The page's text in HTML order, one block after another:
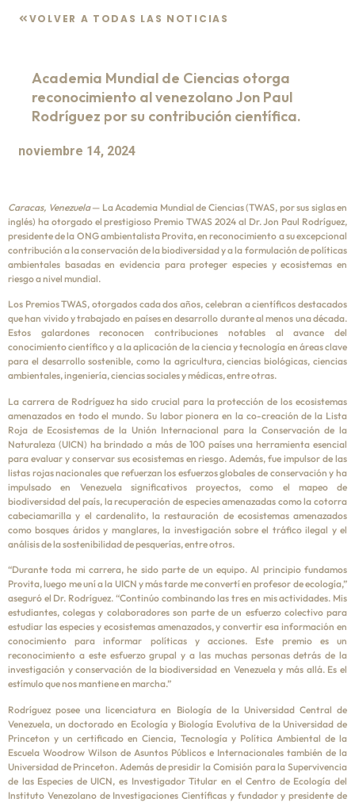
VOLVER A TODAS LAS NOTICIAS
Academia Mundial de Ciencias otorga
reconocimiento al venezolano Jon Paul
Rodríguez por su contribución científica.
noviembre 14, 2024
Caracas, Venezuela— La Academia Mundial de Ciencias (TWAS, por sus siglas en
inglés) ha otorgado el prestigioso Premio TWAS 2024 al Dr. Jon Paul Rodríguez,
presidente de la ONG ambientalista Provita, en reconocimiento a su excepcional
contribución a la conservación de la biodiversidad y a la formulación de políticas
ambientales basadas en evidencia para proteger especies y ecosistemas en
riesgo a nivel mundial.
Los Premios TWAS, otorgados cada dos años, celebran a científicos destacados
que han vivido y trabajado en países en desarrollo durante al menos una década.
Estos galardones reconocen contribuciones notables al avance del
conocimiento científico y a la aplicación de la ciencia y tecnología en áreas clave
para el desarrollo sostenible, como la agricultura, ciencias biológicas, ciencias
ambientales, ingeniería, ciencias sociales y médicas, entre otras.
La carrera de Rodríguez ha sido crucial para la protección de los ecosistemas
amenazados en todo el mundo. Su labor pionera en la co-creación de la Lista
Roja de Ecosistemas de la Unión Internacional para la Conservación de la
Naturaleza (UICN) ha brindado a más de 100 países una herramienta esencial
para evaluar y conservar sus ecosistemas en riesgo. Además, fue impulsor de las
listas rojas nacionales que refuerzan los esfuerzos globales de conservación y ha
impulsado en Venezuela significativos proyectos, como el mapeo de
biodiversidad del país, la recuperación de especies amenazadas como la cotorra
cabeciamarilla y el cardenalito, la restauración de ecosistemas amenazados
como bosques áridos y manglares, la investigación sobre el tráfico ilegal y el
análisis de la sostenibilidad de pesquerías, entre otros.
“Durante toda mi carrera, he sido parte de un equipo. Al principio fundamos
Provita, luego me uní a la UICN y más tarde me convertí en profesor de ecología,”
aseguró el Dr. Rodríguez. “Continúo combinando las tres en mis actividades. Mis
estudiantes, colegas y colaboradores son parte de un esfuerzo colectivo para
estudiar las especies y ecosistemas amenazados, y convertir esa información en
conocimiento para informar políticas y acciones. Este premio es un
reconocimiento a este esfuerzo grupal y a las muchas personas detrás de la
investigación y conservación de la biodiversidad en Venezuela y más allá. Es el
estímulo que nos mantiene en marcha.”
Rodríguez posee una licenciatura en Biología de la Universidad Central de
Venezuela, un doctorado en Ecología y Biología Evolutiva de la Universidad de
Princeton y un certificado en Ciencia, Tecnología y Política Ambiental de la
Escuela Woodrow Wilson de Asuntos Públicos e Internacionales también de la
Universidad de Princeton. Además de presidir la Comisión para la Supervivencia
de las Especies de UICN, es Investigador Titular en el Centro de Ecología del
Instituto Venezolano de Investigaciones Científicas y fundador y presidente de